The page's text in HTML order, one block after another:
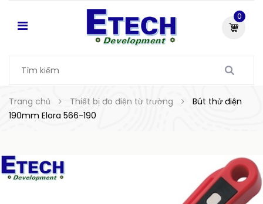
0
Trang chủ Thiết bị đo điện từ trường
Bút thử điện
190mm Elora 566-190